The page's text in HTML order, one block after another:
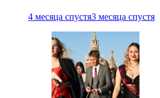
4 месяца спустя3 месяца спустя